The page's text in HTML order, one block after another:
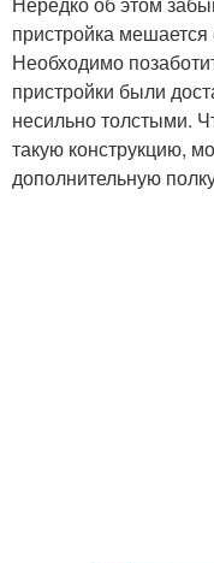
пристройка
Необходимо
пристройки были
несильно толстыми.
такую конструкцию,
дополнительную